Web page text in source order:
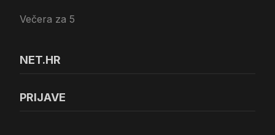
Večera za 5
NET.HR
PRIJAVE